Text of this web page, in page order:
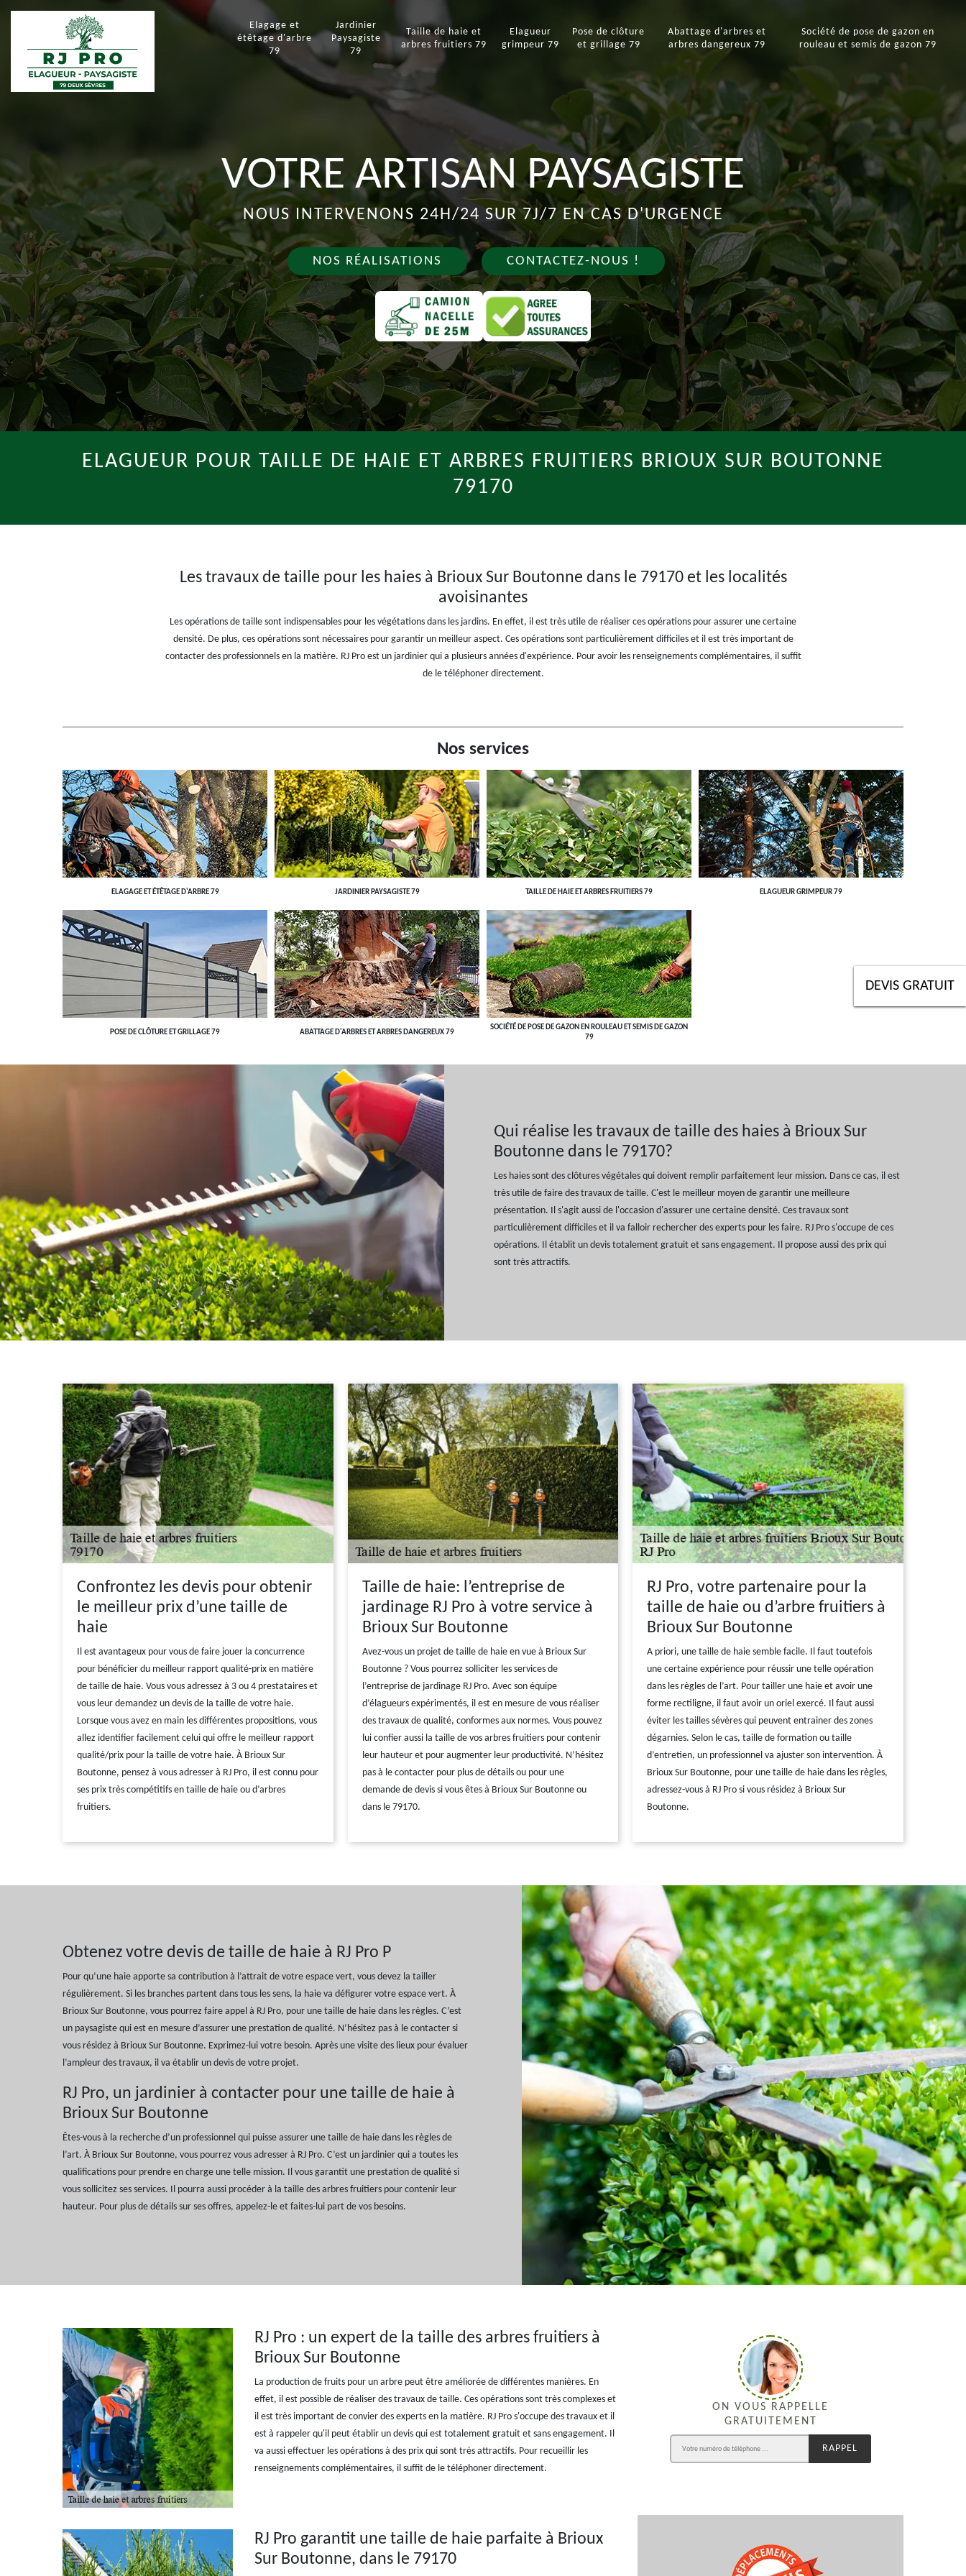
Elagage et
étêtage d'arbre
79
Jardinier
Paysagiste
79
Taille de haie et
arbres fruitiers 79
Elagueur
grimpeur 79
Pose de clôture
et grillage 79
Abattage d'arbres et
arbres dangereux 79
Société de pose de gazon en
rouleau et semis de gazon 79
VOTRE ARTISAN PAYSAGISTE
NOUS INTERVENONS 24H/24 SUR 7J/7 EN CAS D'URGENCE
NOS RÉALISATIONS CONTACTEZ-NOUS !
DEVIS GRATUIT
ELAGUEUR POUR TAILLE DE HAIE ET ARBRES FRUITIERS BRIOUX SUR BOUTONNE
79170
Les travaux de taille pour les haies à Brioux Sur Boutonne dans le 79170 et les localités
avoisinantes
Les opérations de taille sont indispensables pour les végétations dans les jardins. En effet, il est très utile de réaliser ces opérations pour assurer une certaine
densité. De plus, ces opérations sont nécessaires pour garantir un meilleur aspect. Ces opérations sont particulièrement difficiles et il est très important de
contacter des professionnels en la matière. RJ Pro est un jardinier qui a plusieurs années d'expérience. Pour avoir les renseignements complémentaires, il suffit
de le téléphoner directement.
Nos services
ELAGAGE ET ÉTÊTAGE D'ARBRE 79 JARDINIER PAYSAGISTE 79 TAILLE DE HAIE ET ARBRES FRUITIERS 79 ELAGUEUR GRIMPEUR 79
POSE DE CLÔTURE ET GRILLAGE 79 ABATTAGE D'ARBRES ET ARBRES DANGEREUX 79
SOCIÉTÉ DE POSE DE GAZON EN ROULEAU ET SEMIS DE GAZON
79
Qui réalise les travaux de taille des haies à Brioux Sur
Boutonne dans le 79170?
Les haies sont des clôtures végétales qui doivent remplir parfaitement leur mission. Dans ce cas, il est
très utile de faire des travaux de taille. C'est le meilleur moyen de garantir une meilleure
présentation. Il s'agit aussi de l'occasion d'assurer une certaine densité. Ces travaux sont
particulièrement difficiles et il va falloir rechercher des experts pour les faire. RJ Pro s'occupe de ces
opérations. Il établit un devis totalement gratuit et sans engagement. Il propose aussi des prix qui
sont très attractifs.
Confrontez les devis pour obtenir
le meilleur prix d’une taille de
haie
Il est avantageux pour vous de faire jouer la concurrence
pour bénéficier du meilleur rapport qualité-prix en matière
de taille de haie. Vous vous adressez à 3 ou 4 prestataires et
vous leur demandez un devis de la taille de votre haie.
Lorsque vous avez en main les différentes propositions, vous
allez identifier facilement celui qui offre le meilleur rapport
qualité/prix pour la taille de votre haie. À Brioux Sur
Boutonne, pensez à vous adresser à RJ Pro, il est connu pour
ses prix très compétitifs en taille de haie ou d’arbres
fruitiers.
Taille de haie: l’entreprise de
jardinage RJ Pro à votre service à
Brioux Sur Boutonne
Avez-vous un projet de taille de haie en vue à Brioux Sur
Boutonne ? Vous pourrez solliciter les services de
l’entreprise de jardinage RJ Pro. Avec son équipe
d’élagueurs expérimentés, il est en mesure de vous réaliser
des travaux de qualité, conformes aux normes. Vous pouvez
lui confier aussi la taille de vos arbres fruitiers pour contenir
leur hauteur et pour augmenter leur productivité. N’hésitez
pas à le contacter pour plus de détails ou pour une
demande de devis si vous êtes à Brioux Sur Boutonne ou
dans le 79170.
RJ Pro, votre partenaire pour la
taille de haie ou d’arbre fruitiers à
Brioux Sur Boutonne
A priori, une taille de haie semble facile. Il faut toutefois
une certaine expérience pour réussir une telle opération
dans les règles de l’art. Pour tailler une haie et avoir une
forme rectiligne, il faut avoir un oriel exercé. Il faut aussi
éviter les tailles sévères qui peuvent entrainer des zones
dégarnies. Selon le cas, taille de formation ou taille
d’entretien, un professionnel va ajuster son intervention. À
Brioux Sur Boutonne, pour une taille de haie dans les règles,
adressez-vous à RJ Pro si vous résidez à Brioux Sur
Boutonne.
Obtenez votre devis de taille de haie à RJ Pro P
Pour qu’une haie apporte sa contribution à l’attrait de votre espace vert, vous devez la tailler
régulièrement. Si les branches partent dans tous les sens, la haie va défigurer votre espace vert. À
Brioux Sur Boutonne, vous pourrez faire appel à RJ Pro, pour une taille de haie dans les règles. C’est
un paysagiste qui est en mesure d’assurer une prestation de qualité. N’hésitez pas à le contacter si
vous résidez à Brioux Sur Boutonne. Exprimez-lui votre besoin. Après une visite des lieux pour évaluer
l’ampleur des travaux, il va établir un devis de votre projet.
RJ Pro, un jardinier à contacter pour une taille de haie à
Brioux Sur Boutonne
Êtes-vous à la recherche d’un professionnel qui puisse assurer une taille de haie dans les règles de
l’art. À Brioux Sur Boutonne, vous pourrez vous adresser à RJ Pro. C’est un jardinier qui a toutes les
qualifications pour prendre en charge une telle mission. Il vous garantit une prestation de qualité si
vous sollicitez ses services. Il pourra aussi procéder à la taille des arbres fruitiers pour contenir leur
hauteur. Pour plus de détails sur ses offres, appelez-le et faites-lui part de vos besoins.
RJ Pro : un expert de la taille des arbres fruitiers à
Brioux Sur Boutonne
La production de fruits pour un arbre peut être améliorée de différentes manières. En
effet, il est possible de réaliser des travaux de taille. Ces opérations sont très complexes et
il est très important de convier des experts en la matière. RJ Pro s'occupe des travaux et il
est à rappeler qu'il peut établir un devis qui est totalement gratuit et sans engagement. Il
va aussi effectuer les opérations à des prix qui sont très attractifs. Pour recueillir les
renseignements complémentaires, il suffit de le téléphoner directement.
RJ Pro garantit une taille de haie parfaite à Brioux
Sur Boutonne, dans le 79170
ON VOUS RAPPELLE
GRATUITEMENT